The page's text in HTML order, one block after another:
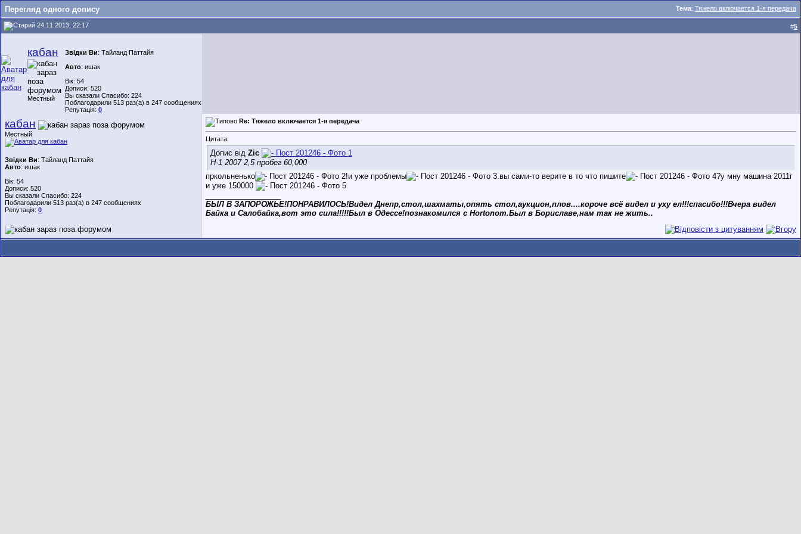
Тема: Тяжело включается 1-я передача
Перегляд одного допису
24.11.2013, 22:17 #5
кабан
Местный
Звідки Ви: Тайланд Паттайя
Авто: ишак
Вік: 54
Дописи: 520
Вы сказали Спасибо: 224
Поблагодарили 513 раз(а) в 247 сообщениях
Репутація: 0
кабан
Местный
Звідки Ви: Тайланд Паттайя
Авто: ишак
Вік: 54
Дописи: 520
Вы сказали Спасибо: 224
Поблагодарили 513 раз(а) в 247 сообщениях
Репутація: 0
Re: Тяжело включается 1-я передача
Цитата:
Допис від Zic
Н-1 2007 2,5 пробег 60,000
пркольненько
!и уже проблемы .вы сами-то верите в то что пишите
?у мну машина 2011г
и уже 150000
БЫЛ В ЗАПОРОЖЬЕ!ПОНРАВИЛОСЬ!Видел Днепр,стол,шахматы,опять стол,аукцион,плов....короче всё видел и уху ел!!!спасибо!!!Вчера видел
Байка и Салобайка,вот это сила!!!!!Был в Одессе!познакомился с Hortonom.Был в Бориславе,нам так не жить..